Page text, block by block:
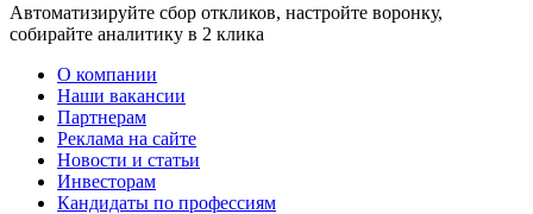
Автоматизируйте сбор откликов, настройте воронку,
собирайте аналитику в 2 клика
О компании
Наши вакансии
Партнерам
Реклама на сайте
Новости и статьи
Инвесторам
Кандидаты по профессиям